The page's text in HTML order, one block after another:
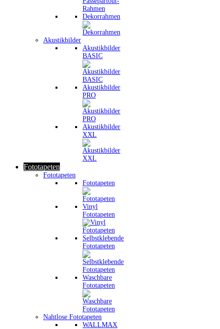
Dekorrahmen
Akustikbilder
Akustikbilder
BASIC
Akustikbilder
PRO
Akustikbilder
XXL
Fototapeten
Fototapeten
Fototapeten
Vinyl
Fototapeten
Selbstklebende
Fototapeten
Waschbare
Fototapeten
Nahtlose Fototapeten
WALLMAX